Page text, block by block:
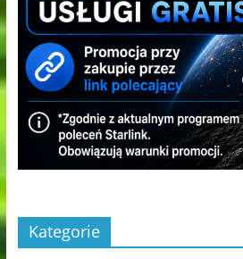
Kategorie